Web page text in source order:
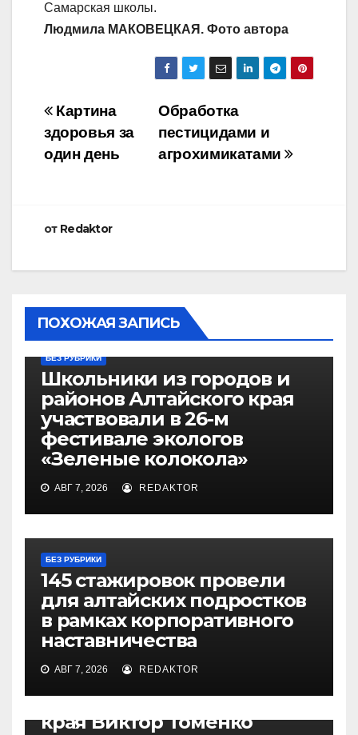
Самарская школы.
Людмила МАКОВЕЦКАЯ. Фото автора
Навигация
по
Обработка
пестицидами и
агрохимикатами
Картина
здоровья за
один день
от Redaktor
ПОХОЖАЯ ЗАПИСЬ
БЕЗ РУБРИКИ
Школьники из городов и
районов Алтайского края
участвовали в 26-м
фестивале экологов
«Зеленые колокола»
АВГ 7, 2026 REDAKTOR
БЕЗ РУБРИКИ
145 стажировок провели
для алтайских подростков
в рамках корпоративного
наставничества
АВГ 7, 2026 REDAKTOR
Губернатор Алтайского
края Виктор Томенко